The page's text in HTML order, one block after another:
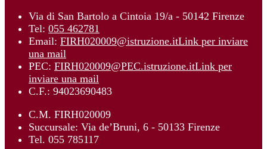
Via di San Bartolo a Cintoia 19/a - 50142 Firenze
Tel: 055 462781
Email: FIRH020009@istruzione.itLink per inviare
una mail
PEC: FIRH020009@PEC.istruzione.itLink per
inviare una mail
C.F.: 94023690483
C.M. FIRH020009
Succursale: Via de’Bruni, 6 - 50133 Firenze
Tel. 055 785117